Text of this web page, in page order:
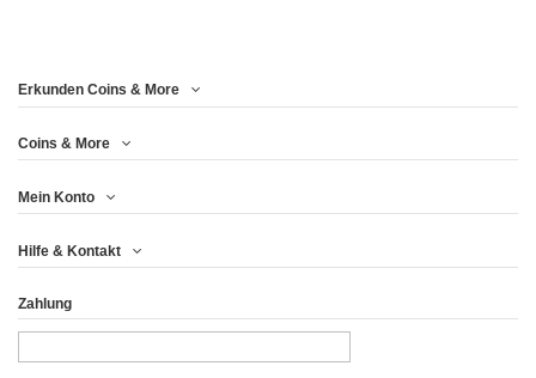
Erkunden Coins & More
Coins & More
Mein Konto
Hilfe & Kontakt
Zahlung